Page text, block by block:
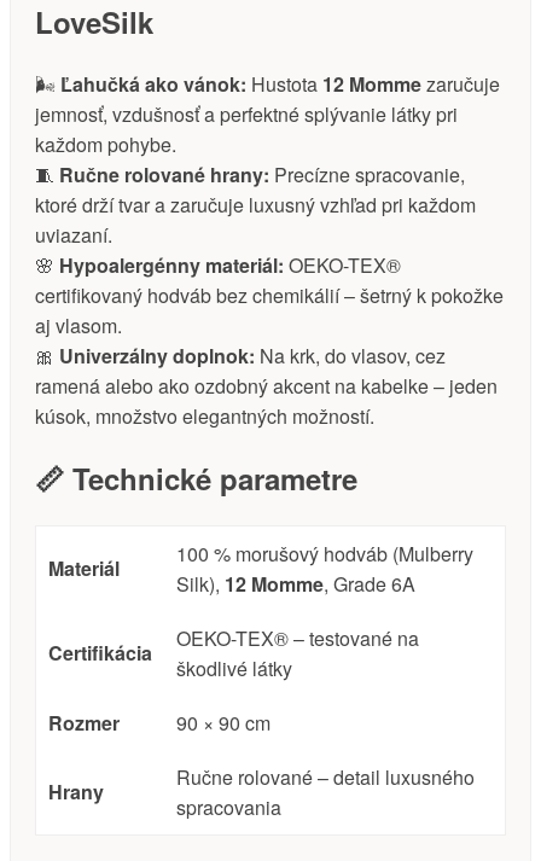
LoveSilk
🌬️ Ľahučká ako vánok: Hustota 12 Mommezaručuje
jemnosť, vzdušnosť a perfektné splývanie látky pri
každom pohybe.
🧵 Ručne rolované hrany: Precízne spracovanie,
ktoré drží tvar a zaručuje luxusný vzhľad pri každom
uviazaní.
🌸 Hypoalergénny materiál: OEKO-TEX®
certifikovaný hodváb bez chemikálií – šetrný k pokožke
aj vlasom.
🎀 Univerzálny doplnok: Na krk, do vlasov, cez
ramená alebo ako ozdobný akcent na kabelke – jeden
kúsok, množstvo elegantných možností.
📏 Technické parametre
Materiál
100 % morušový hodváb (Mulberry
Silk), 12 Momme, Grade 6A
Certifikácia
OEKO-TEX® – testované na
škodlivé látky
Rozmer
90 × 90 cm
Hrany
Ručne rolované – detail luxusného
spracovania